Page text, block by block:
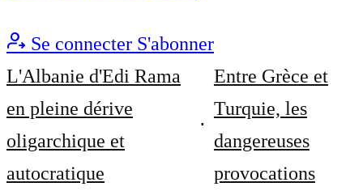
Se connecter S'abonner
L'Albanie d'Edi Rama
en pleine dérive
oligarchique et
autocratique
Entre Grèce et
Turquie, les
dangereuses
provocations